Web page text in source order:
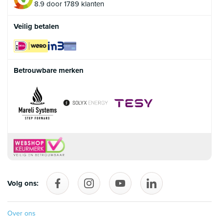
8.9 door 1789 klanten
Veilig betalen
Betrouwbare merken
Volg ons: Volg ons op Facebook
follow_us_on_instagram
Volg ons op YouTube
Over ons